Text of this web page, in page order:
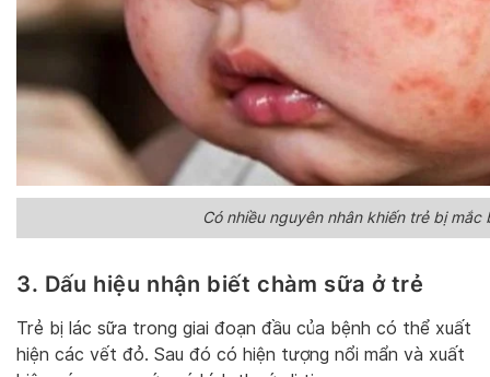
Có nhiều nguyên nhân khiến trẻ bị mắc
3. Dấu hiệu nhận biết chàm sữa ở trẻ
Trẻ bị lác sữa trong giai đoạn đầu của bệnh có thể xuất
hiện các vết đỏ. Sau đó có hiện tượng nổi mẩn và xuất